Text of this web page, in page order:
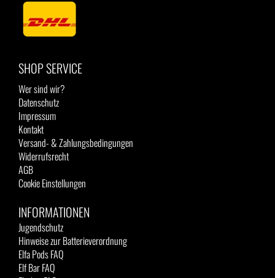
SHOP SERVICE
Wer sind wir?
Datenschutz
Impressum
Kontakt
Versand- & Zahlungsbedingungen
Widerrufsrecht
AGB
Cookie Einstellungen
INFORMATIONEN
Jugendschutz
Hinweise zur Batterieverordnung
Elfa Pods FAQ
Elf Bar FAQ